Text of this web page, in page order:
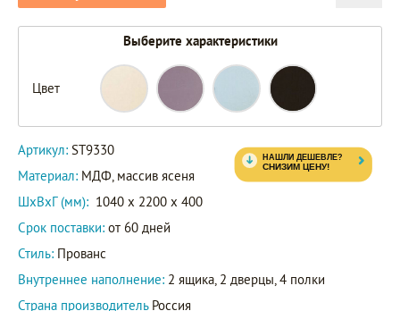
Выберите характеристики
Цвет
ST9330
ST9330L
ST9330B
Артикул: ST9330
Материал: МДФ, массив ясеня
ШxВxГ (мм): 1040 x 2200 x 400
Срок поставки: от 60 дней
Стиль: Прованс
Внутреннее наполнение: 2 ящика, 2 дверцы, 4 полки
Страна производитель Россия